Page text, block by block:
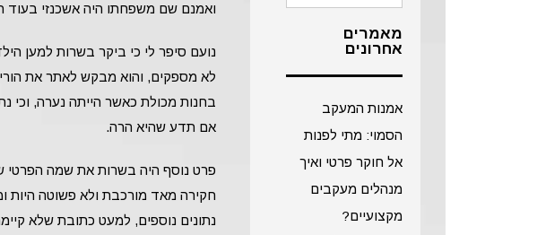
עבור:
מאמרים
אחרונים
אמנות המעקב
הסמוי: מתי לפנות
אל חוקר פרטי ואיך
מנהלים מעקבים
מקצועיים?
ואמנם שם משפחתו היה אשכנזי בעוד
נועם סיפר לי כי ביקר בשרות למען
לא מספקים, והוא מבקש לאתר את
בחנות מכולת כאשר הייתה נערה,
אם תדע שהיא הרה.
פרט נוסף היה בשרות את שמה הפרטי
חקירה מאד מורכבת ולא פשוטה היות
נתונים נוספים, למעט כתובת שלא